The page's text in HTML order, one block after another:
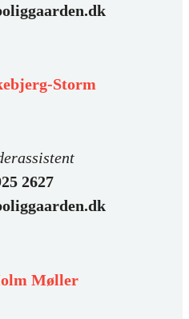
Storm
2627
Møller